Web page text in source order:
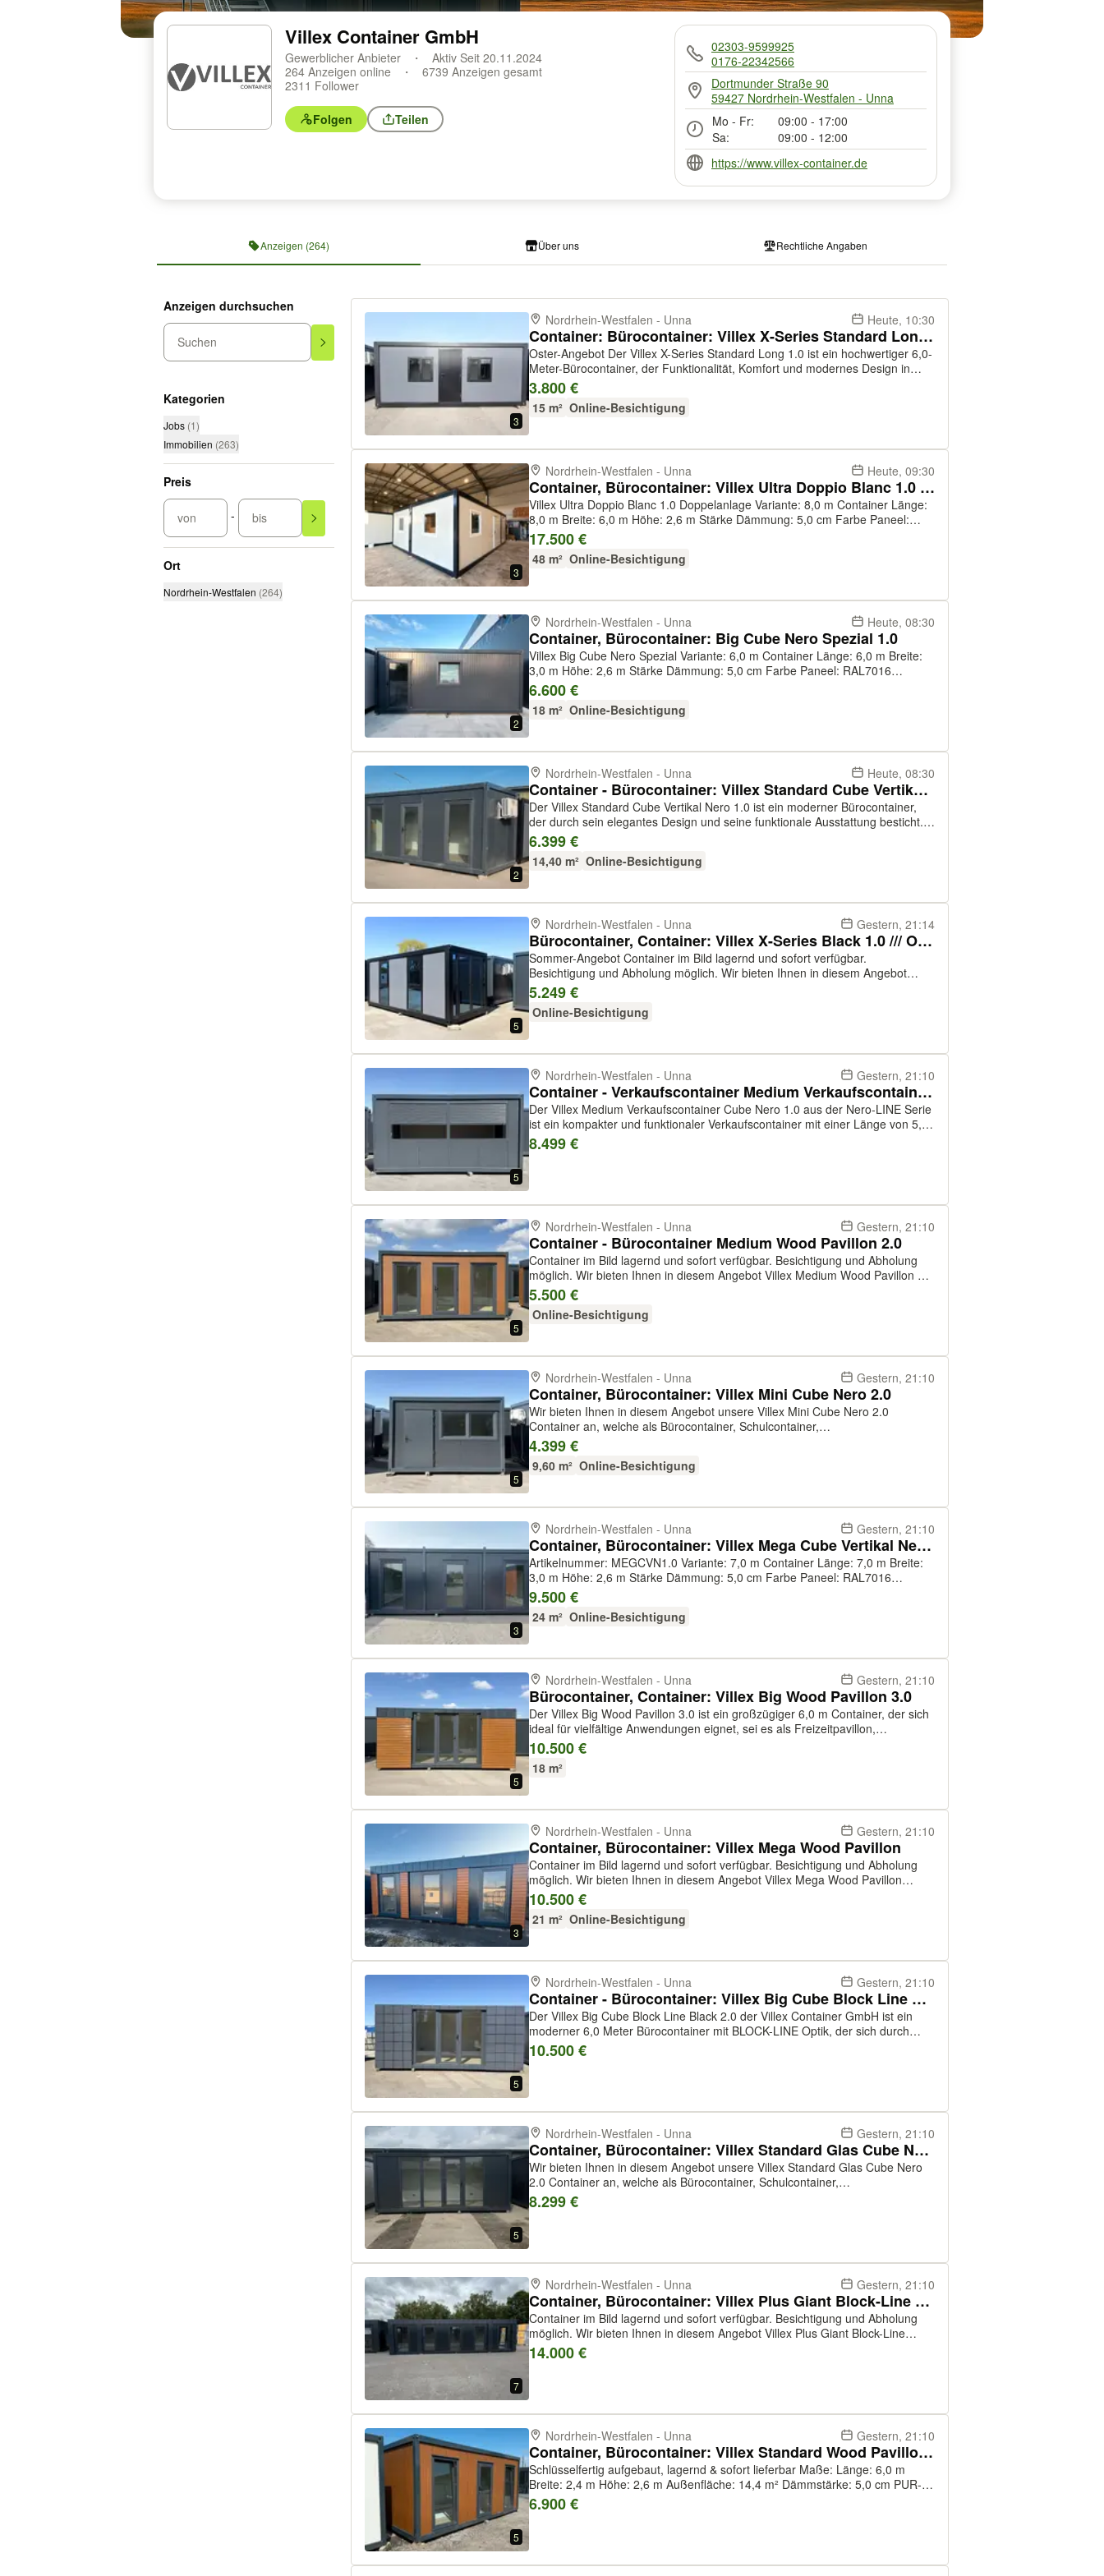
Villex Container GmbH
Gewerblicher Anbieter
Aktiv Seit 20.11.2024
264 Anzeigen online
6739 Anzeigen gesamt
2311 Follower
Folgen Teilen
02303-9599925
0176-22342566
Dortmunder Straße 90
59427 Nordrhein-Westfalen - Unna
Mo - Fr:
09:00 - 17:00
Sa:
09:00 - 12:00
https://www.villex-container.de
Anzeigen (264) Über uns Rechtliche Angaben
Anzeigen durchsuchen
Suchen
Kategorien
Jobs (1)
Immobilien (263)
Preis
von - bis
Ort
Nordrhein-Westfalen (264)
3
Nordrhein-Westfalen - Unna Heute, 10:30
Container: Bürocontainer: Villex X-Series Standard Long 1.0
Oster-Angebot Der Villex X-Series Standard Long 1.0 ist ein hochwertiger 6,0-
Meter-Bürocontainer, der Funktionalität, Komfort und modernes Design in
einem kompakten Raumkonzept vereint. Mit seinen Abmessungen von 6,00 m
Länge, 2,50 m Breite und 2...
3.800 €
15 m² Online-Besichtigung
3
Nordrhein-Westfalen - Unna Heute, 09:30
Container, Bürocontainer: Villex Ultra Doppio Blanc 1.0 Doppelanlage
Villex Ultra Doppio Blanc 1.0 Doppelanlage Variante: 8,0 m Container Länge:
8,0 m Breite: 6,0 m Höhe: 2,6 m Stärke Dämmung: 5,0 cm Farbe Paneel:
RAL7016 (anthrazit) Farbe Grundrahmen: RAL7016 (anthrazit) Gewicht: 2300
kg Türen: 1xTür (Sta...
17.500 €
48 m² Online-Besichtigung
2
Nordrhein-Westfalen - Unna Heute, 08:30
Container, Bürocontainer: Big Cube Nero Spezial 1.0
Villex Big Cube Nero Spezial Variante: 6,0 m Container Länge: 6,0 m Breite:
3,0 m Höhe: 2,6 m Stärke Dämmung: 5,0 cm Farbe Paneel: RAL7016
(anthrazit) Farbe Grundrahmen: RAL7016 (anthrazit) Gewicht: 1300 kg
6.600 €
18 m² Online-Besichtigung
2
Nordrhein-Westfalen - Unna Heute, 08:30
Container - Bürocontainer: Villex Standard Cube Vertikal Nero 1.0
Der Villex Standard Cube Vertikal Nero 1.0 ist ein moderner Bürocontainer,
der durch sein elegantes Design und seine funktionale Ausstattung besticht.
Mit einer Länge von 6 Metern, einer Breite von 2,4 Metern und einer Höhe
von 2,6 Metern bietet e...
6.399 €
14,40 m² Online-Besichtigung
5
Nordrhein-Westfalen - Unna Gestern, 21:14
Bürocontainer, Container: Villex X-Series Black 1.0 /// Oster-Angebot
Sommer-Angebot Container im Bild lagernd und sofort verfügbar.
Besichtigung und Abholung möglich. Wir bieten Ihnen in diesem Angebot
Villex X-Series Black Container, welche als Bürocontainer, Sanitärcontainer,
Schulcontainer, Kindergartencontain...
5.249 €
Online-Besichtigung
5
Nordrhein-Westfalen - Unna Gestern, 21:10
Container - Verkaufscontainer Medium Verkaufscontainer Cube Nero 1.0
Der Villex Medium Verkaufscontainer Cube Nero 1.0 aus der Nero-LINE Serie
ist ein kompakter und funktionaler Verkaufscontainer mit einer Länge von 5,0
Metern, einer Breite von 3,0 Metern und einer Höhe von 2,6 Metern. Seine
robuste Konstruktion un...
8.499 €
5
Nordrhein-Westfalen - Unna Gestern, 21:10
Container - Bürocontainer Medium Wood Pavillon 2.0
Container im Bild lagernd und sofort verfügbar. Besichtigung und Abholung
möglich. Wir bieten Ihnen in diesem Angebot Villex Medium Wood Pavillon 2.0
Container, welche als Bürocontainer, Sanitärcontainer, Schulcontainer,
Kindergartencontainer, Fl...
5.500 €
Online-Besichtigung
5
Nordrhein-Westfalen - Unna Gestern, 21:10
Container, Bürocontainer: Villex Mini Cube Nero 2.0
Wir bieten Ihnen in diesem Angebot unsere Villex Mini Cube Nero 2.0
Container an, welche als Bürocontainer, Schulcontainer,
Kindergartencontainer, Flüchtlingscontainer, Wohncontainer, Baucontainer
4.399 €
9,60 m² Online-Besichtigung
3
Nordrhein-Westfalen - Unna Gestern, 21:10
Container, Bürocontainer: Villex Mega Cube Vertikal Nero 1.0
Artikelnummer: MEGCVN1.0 Variante: 7,0 m Container Länge: 7,0 m Breite:
3,0 m Höhe: 2,6 m Stärke Dämmung: 5,0 cm Farbe Paneel: RAL7016
(anthrazit) Farbe Grundrahmen: RAL7016 (anthrazit) Gewicht: 1500 kg
9.500 €
24 m² Online-Besichtigung
5
Nordrhein-Westfalen - Unna Gestern, 21:10
Bürocontainer, Container: Villex Big Wood Pavillon 3.0
Der Villex Big Wood Pavillon 3.0 ist ein großzügiger 6,0 m Container, der sich
ideal für vielfältige Anwendungen eignet, sei es als Freizeitpavillon,
Eventraum oder gemütlicher Rückzugsort. Mit einer Länge von 6,0 m, einer
Breite von 3,0 m und ein...
10.500 €
18 m²
3
Nordrhein-Westfalen - Unna Gestern, 21:10
Container, Bürocontainer: Villex Mega Wood Pavillon
Container im Bild lagernd und sofort verfügbar. Besichtigung und Abholung
möglich. Wir bieten Ihnen in diesem Angebot Villex Mega Wood Pavillon
Container an, welche als Bürocontainer, Sanitärcontainer, Schulcontainer,
Kindergartencontainer, Flüch...
10.500 €
21 m² Online-Besichtigung
5
Nordrhein-Westfalen - Unna Gestern, 21:10
Container - Bürocontainer: Villex Big Cube Block Line Black 2.0
Der Villex Big Cube Block Line Black 2.0 der Villex Container GmbH ist ein
moderner 6,0 Meter Bürocontainer mit BLOCK-LINE Optik, der sich durch
seine robuste Bauweise und vielseitigen Einsatzmöglichkeiten auszeichnet.
Mit einer Länge von 6,0 m, e...
10.500 €
5
Nordrhein-Westfalen - Unna Gestern, 21:10
Container, Bürocontainer: Villex Standard Glas Cube Nero 2.0
Wir bieten Ihnen in diesem Angebot unsere Villex Standard Glas Cube Nero
2.0 Container an, welche als Bürocontainer, Schulcontainer,
Kindergartencontainer, Flüchtlingscontainer, Wohncontainer, Baucontainer
8.299 €
7
Nordrhein-Westfalen - Unna Gestern, 21:10
Container, Bürocontainer: Villex Plus Giant Block-Line Black
Container im Bild lagernd und sofort verfügbar. Besichtigung und Abholung
möglich. Wir bieten Ihnen in diesem Angebot Villex Plus Giant Block-Line
Black Container an, welche als Bürocontainer, Sanitärcontainer,
Schulcontainer, Kindergartencontain...
14.000 €
5
Nordrhein-Westfalen - Unna Gestern, 21:10
Container, Bürocontainer: Villex Standard Wood Pavillon 2.0
Schlüsselfertig aufgebaut, lagernd & sofort lieferbar Maße: Länge: 6,0 m
Breite: 2,4 m Höhe: 2,6 m Außenfläche: 14,4 m² Dämmstärke: 5,0 cm PUR-
Schaum Farben: Paneel: in Holzoptik Grundrahmen: RAL 7016 (anthrazit)
Gewicht: 1.25...
6.900 €